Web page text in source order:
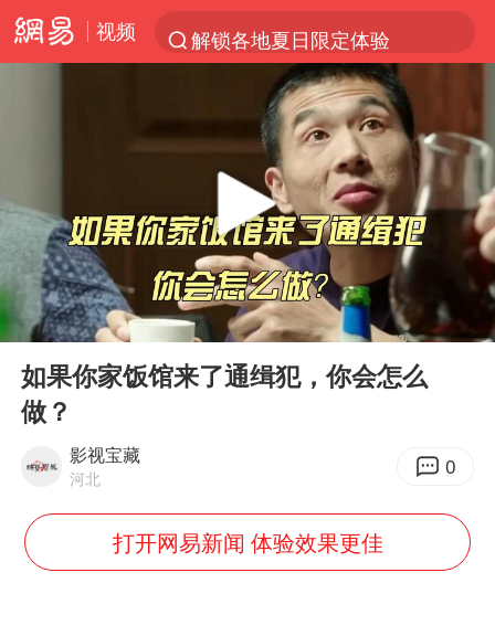
视频
解锁各地夏日限定体验
金饰克价一夜涨回1300元
河南重大刑事案嫌疑人落网
峰哥 汪海林
富婆带资进组给自己硬加60多场吻戏
梁家辉：到内地拍戏不是北上是回归
白海豚将正面袭击贯穿浙江
网传《披荆斩棘2026》名单
Play
00:00 06:47
如果你家饭馆来了通缉犯，你会怎么
做？
影视宝藏
河北 0
打开网易新闻 体验效果更佳